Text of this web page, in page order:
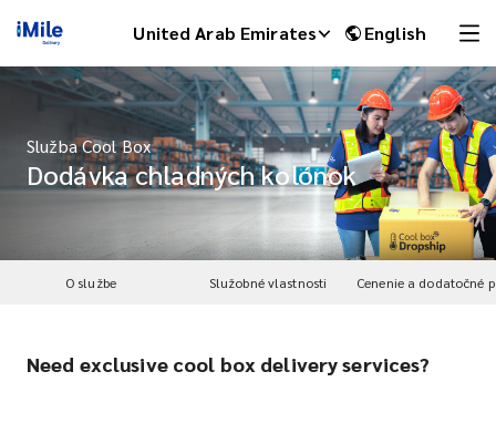
United Arab Emirates English
Služba Cool Box
Dodávka chladných kolónok
O službe Služobné vlastnosti
Need exclusive cool box delivery services?
iMile Chat